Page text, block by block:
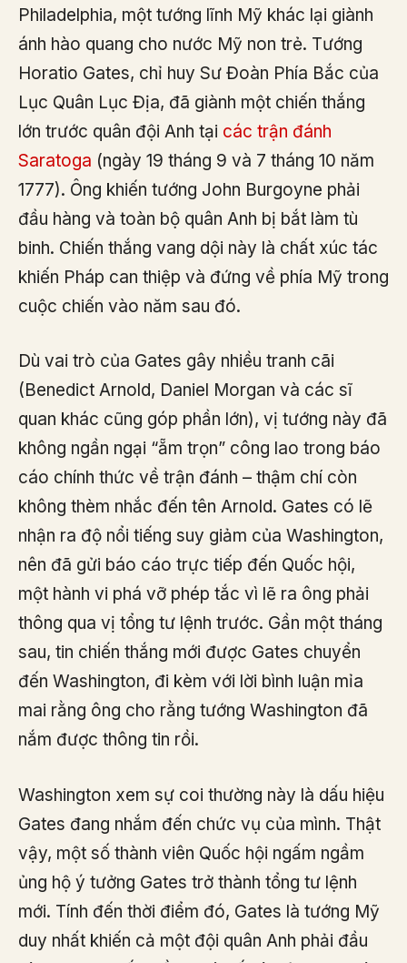
Philadelphia, một tướng lĩnh Mỹ khác lại giành
ánh hào quang cho nước Mỹ non trẻ. Tướng
Horatio Gates, chỉ huy Sư Đoàn Phía Bắc của
Lục Quân Lục Địa, đã giành một chiến thắng
lớn trước quân đội Anh tại các trận đánh
Saratoga (ngày 19 tháng 9 và 7 tháng 10 năm
1777). Ông khiến tướng John Burgoyne phải
đầu hàng và toàn bộ quân Anh bị bắt làm tù
binh. Chiến thắng vang dội này là chất xúc tác
khiến Pháp can thiệp và đứng về phía Mỹ trong
cuộc chiến vào năm sau đó.
Dù vai trò của Gates gây nhiều tranh cãi
(Benedict Arnold, Daniel Morgan và các sĩ
quan khác cũng góp phần lớn), vị tướng này đã
không ngần ngại “ẵm trọn” công lao trong báo
cáo chính thức về trận đánh – thậm chí còn
không thèm nhắc đến tên Arnold. Gates có lẽ
nhận ra độ nổi tiếng suy giảm của Washington,
nên đã gửi báo cáo trực tiếp đến Quốc hội,
một hành vi phá vỡ phép tắc vì lẽ ra ông phải
thông qua vị tổng tư lệnh trước. Gần một tháng
sau, tin chiến thắng mới được Gates chuyển
đến Washington, đi kèm với lời bình luận mỉa
mai rằng ông cho rằng tướng Washington đã
nắm được thông tin rồi.
Washington xem sự coi thường này là dấu hiệu
Gates đang nhắm đến chức vụ của mình. Thật
vậy, một số thành viên Quốc hội ngấm ngầm
ủng hộ ý tưởng Gates trở thành tổng tư lệnh
mới. Tính đến thời điểm đó, Gates là tướng Mỹ
duy nhất khiến cả một đội quân Anh phải đầu